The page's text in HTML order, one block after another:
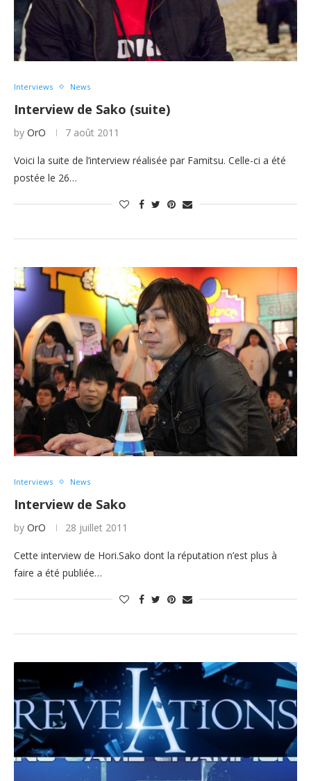
Interviews News
Interview de Sako (suite)
by OrO 7 août 2011
Voici la suite de l’interview réalisée par Famitsu. Celle-ci a été
postée le 26…
Interviews News
Interview de Sako
by OrO 28 juillet 2011
Cette interview de Hori.Sako dont la réputation n’est plus à
faire a été publiée…